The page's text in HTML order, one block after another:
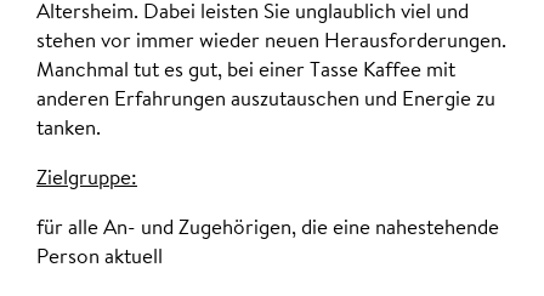
Altersheim. Dabei leisten Sie unglaublich viel und
stehen vor immer wieder neuen Herausforderungen.
Manchmal tut es gut, bei einer Tasse Kaffee mit
anderen Erfahrungen auszutauschen und Energie zu
tanken.
Zielgruppe:
für alle An- und Zugehörigen, die eine nahestehende
Person aktuell